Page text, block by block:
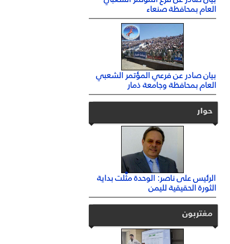
العام بمحافظة صنعاء
بيان صادر عن فرعي المؤتمر الشعبي
العام بمحافظة وجامعة ذمار
حوار
الرئيس على ناصر: الوحدة مثَّلت بداية
الثورة الحقيقية لليمن
مغتربون